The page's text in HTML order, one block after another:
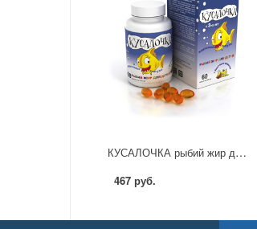
КУСАЛОЧКА рыбий жир для детей жевательные капсулы
467 руб.